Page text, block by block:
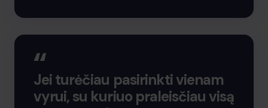
Jei turėčiau pasirinkti vienam
vyrui, su kuriuo praleisčiau visą